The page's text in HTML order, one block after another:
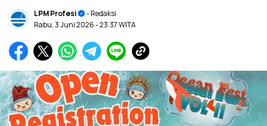
LPM Profesi
- Redaksi
Rabu, 3 Juni 2026- 23:37 WITA